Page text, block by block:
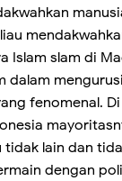
Islam slam di
dalam
fenomenal.
tidak lain dan
dengan